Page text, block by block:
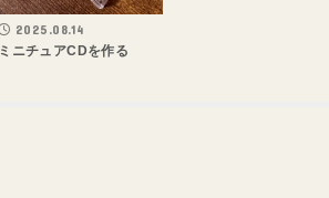
2025.08.14
ミニチュアCDを作る